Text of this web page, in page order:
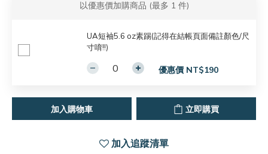
以優惠價加購商品 (最多 1 件)
UA短袖5.6 oz素踢(記得在結帳頁面備註顏色/尺
寸唷!!)
優惠價 NT$190
加入購物車 立即購買
加入追蹤清單